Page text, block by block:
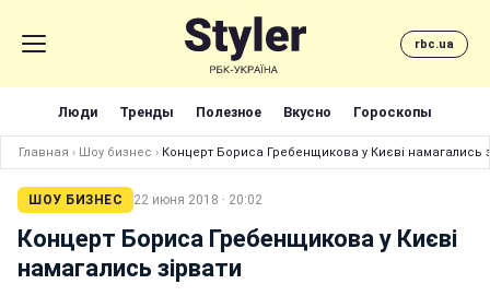
rbc.ua
Люди Тренды Полезное Вкусно Гороскопы
Главная › Шоу бизнес › Концерт Бориса Гребенщикова у Києві намагались
ШОУ БИЗНЕС 22 июня 2018 · 20:02
Концерт Бориса Гребенщикова у Києві
намагались зірвати